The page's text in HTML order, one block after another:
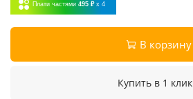
Плати частями 495 ₽ x 4
В корзину
Купить в 1 клик